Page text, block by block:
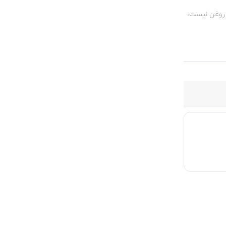
روغن نیست،
و